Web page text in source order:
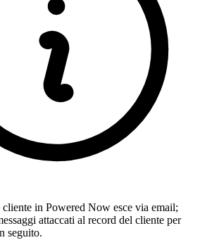
in Powered Now esce via email;
attaccati al record del cliente per
seguito.